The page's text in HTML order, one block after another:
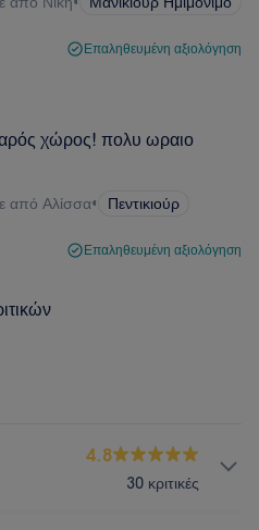
Επαληθευμένη αξιολόγηση
χώρος! πολυ ωραιο
από Αλίσσα• Πεντικιούρ
Επαληθευμένη αξιολόγηση
4.8
30 κριτικές